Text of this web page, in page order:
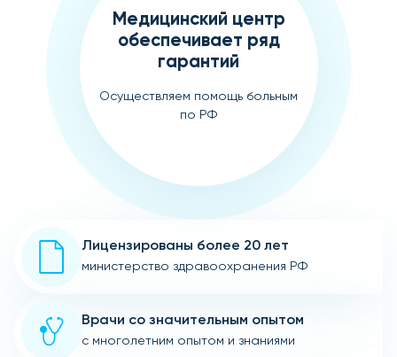
Медицинский центр
обеспечивает ряд
гарантий
Осуществляем помощь больным
по РФ
Лицензированы более 20 лет
министерство здравоохранения РФ
Врачи со значительным опытом
с многолетним опытом и знаниями